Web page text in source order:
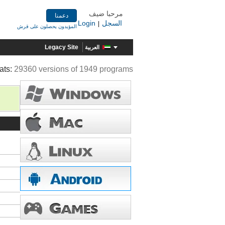
دعمنا
المؤيدون يحصلون على قرش
مرحبا ضيف
Login
السجل
Legacy Site العربية
29360 versions of 1949 programs